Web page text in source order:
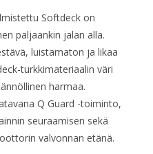
Softdeck on
paljaankin jalan alla.
luistamaton ja likaa
turkkimateriaalin väri
harmaa.
Q Guard -toiminto,
seuraamisen sekä
valvonnan etänä.